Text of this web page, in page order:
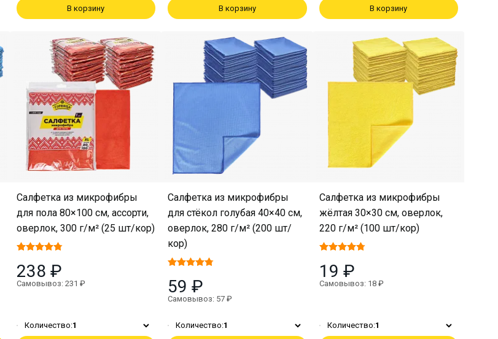
В корзину В корзину В корзину
Салфетка из микрофибры
для пола 80×100 см, ассорти,
оверлок, 300 г/м² (25 шт/кор)
238 ₽
Самовывоз: 231 ₽
Количество:1
Салфетка из микрофибры
для стёкол голубая 40×40 см,
оверлок, 280 г/м² (200 шт/
кор)
59 ₽
Самовывоз: 57 ₽
Количество:1
Салфетка из микрофибры
жёлтая 30×30 см, оверлок,
220 г/м² (100 шт/кор)
19 ₽
Самовывоз: 18 ₽
Количество:1